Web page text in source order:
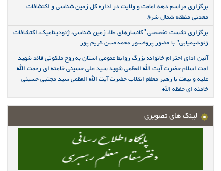
برگزاری مراسم دهه امامت و ولایت در اداره کل زمین شناسی و اکتشافات
معدنی منطقه شمال شرق
برگزاری نشست تخصصی "کانسارهای طلا، زمین شناسی، ژئودینامیک، اکتشافات
ژئوشیمیایی" با حضور پروفسور محمدحسن کریم پور
آئین ادای احترام خانواده بزرگ روابط عمومی استان به روح ملکوتی قائد شهید
امت اسلام حضرت آیت الله العظمی شهید سید علی حسینی خامنه ای رحمت الله
علیه و بیعت با رهبر معظم انقلاب حضرت آیت الله العظمی سید مجتبی حسینی
خامنه ای حفظه الله
لینک های تصویری